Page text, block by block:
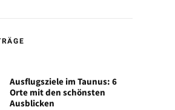
Ausflugsziele im Taunus: 6
Orte mit den schönsten
Ausblicken